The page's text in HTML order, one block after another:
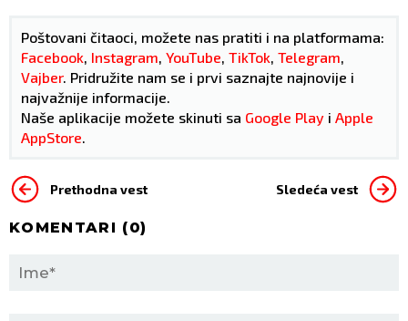
Poštovani čitaoci, možete nas pratiti i na platformama:
Facebook, Instagram, YouTube, TikTok, Telegram,
Vajber. Pridružite nam se i prvi saznajte najnovije i
najvažnije informacije.
Naše aplikacije možete skinuti sa Google Play i Apple
AppStore.
Prethodna vest Sledeća vest
KOMENTARI (0)